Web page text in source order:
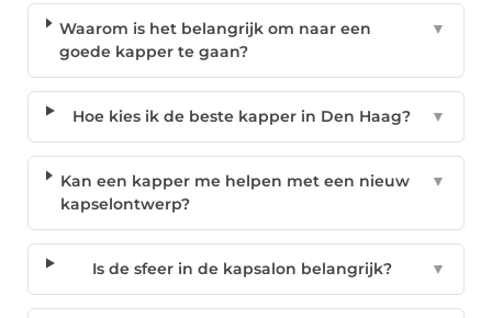
Waarom is het belangrijk om naar een
goede kapper te gaan?
▼
Hoe kies ik de beste kapper in Den Haag? ▼
Kan een kapper me helpen met een nieuw
kapselontwerp?
▼
Is de sfeer in de kapsalon belangrijk? ▼